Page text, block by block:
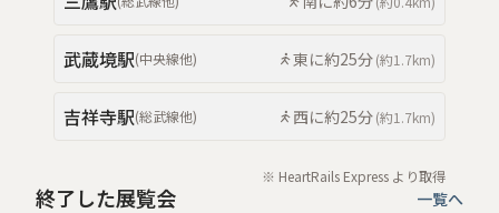
宇宙デザイン
武蔵境駅(中央線他) 東に約25分(約1.7km)
吉祥寺駅(総武線他) 西に約25分(約1.7km)
※ HeartRails Express より取得
終了した展覧会 一覧へ